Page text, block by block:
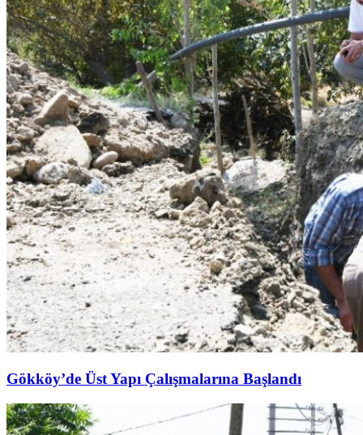
Gökköy’de Üst Yapı Çalışmalarına Başlandı